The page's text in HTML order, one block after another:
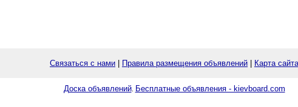
Связаться с нами Правила размещения объявлений Карта сайта
Доска объявлений. Бесплатные объявления - kievboard.com